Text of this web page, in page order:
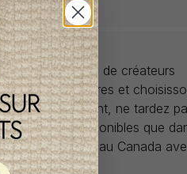
pour bébés de créateurs
les perles rares et
vous convient, ne tardez
ne sont disponibles que
gratuite au Canada
taxes.